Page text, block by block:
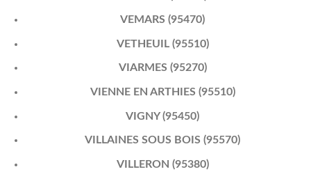
VEMARS (95470)
VETHEUIL (95510)
VIARMES (95270)
VIENNE EN ARTHIES (95510)
VIGNY (95450)
VILLAINES SOUS BOIS (95570)
VILLERON (95380)